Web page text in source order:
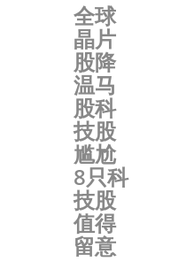
全球
晶片
股降
温马
股科
技股
尴尬
8只科
技股
值得
留意